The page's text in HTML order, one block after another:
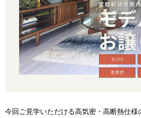
今回ご見学いただける高気密・高断熱仕様